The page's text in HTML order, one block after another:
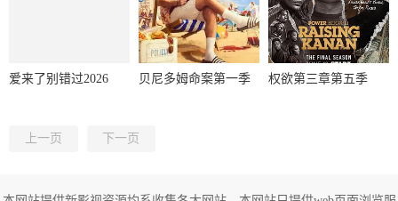
爱来了别错过2026 贝尼多姆命案第一季 权欲第三章第五季
上一页 下一页